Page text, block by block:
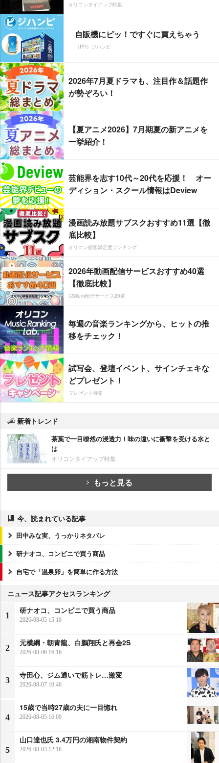
オリコンタイアップ特集
自販機にピッ！ですぐに買えちゃう
（PR）ジハンピ
2026年7月夏ドラマも、注目作＆話題作
が勢ぞろい！
【夏アニメ2026】7月期夏の新アニメを
一挙紹介！
芸能界を志す10代～20代を応援！ オー
ディション・スクール情報はDeview
漫画読み放題サブスクおすすめ11選【徹
底比較】
オリコン顧客満足度ランキング
2026年動画配信サービスおすすめ40選
【徹底比較】
CS動画配信サービス20選
毎週の音楽ランキングから、ヒットの推
移をチェック！
試写会、登壇イベント、サインチェキな
どプレゼント！
プレゼント特集
新着トレンド
茶葉で一目瞭然の浸透力！味の違いに衝撃を受ける水と
は
オリコンタイアップ特集
もっと見る
今、読まれている記事
田中みな実、うっかりネタバレ
研ナオコ、コンビニで買う商品
自宅で「温泉卵」を簡単に作る方法
ニュース記事アクセスランキング
1
研ナオコ、コンビニで買う商品
2026-08-05 15:10
2
元横綱・朝青龍、白鵬翔氏と再会2S
2026-08-06 16:16
3
寺田心、ジム通いで筋トレ…激変
2026-08-07 10:46
4
15歳で当時27歳の夫に一目惚れ
2026-08-05 16:09
5
山口達也氏 3.4万円の湘南物件契約
2026-08-03 12:18